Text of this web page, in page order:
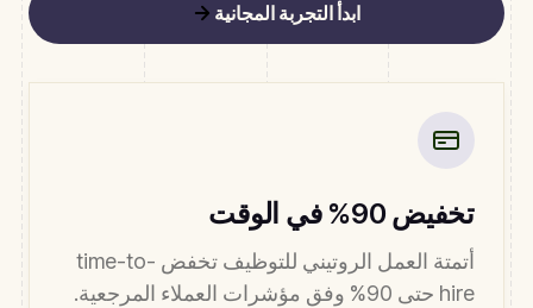
ابدأ التجربة المجانية
تخفيض 90% في الوقت
أتمتة العمل الروتيني للتوظيف تخفض time-to-
hire حتى 90% وفق مؤشرات العملاء المرجعية.